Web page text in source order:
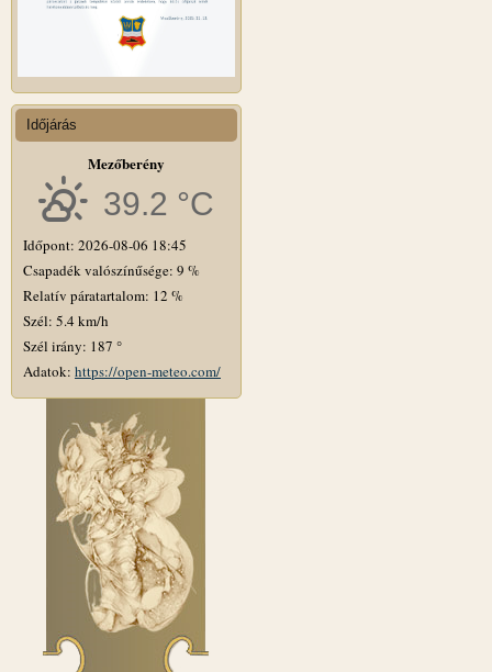
Időjárás
Mezőberény
39.2 °C
Időpont: 2026-08-06 18:45
Csapadék valószínűsége: 9 %
Relatív páratartalom: 12 %
Szél: 5.4 km/h
Szél irány: 187 °
Adatok: https://open-meteo.com/